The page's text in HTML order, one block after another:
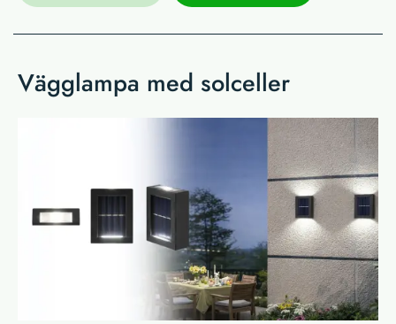
Vägglampa med solceller